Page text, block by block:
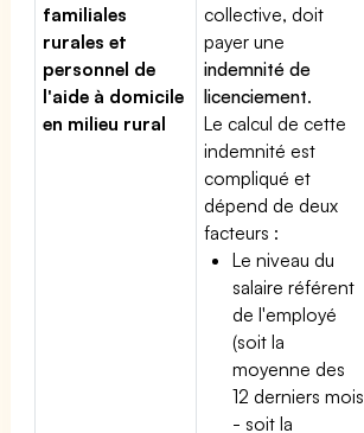
familiales
rurales et
personnel de
l'aide à domicile
en milieu rural
collective, doit
payer une
indemnité de
licenciement.
Le calcul de cette
indemnité est
compliqué et
dépend de deux
facteurs :
Le niveau du
salaire référent
de l'employé
(soit la
moyenne des
12 derniers mois
- soit la